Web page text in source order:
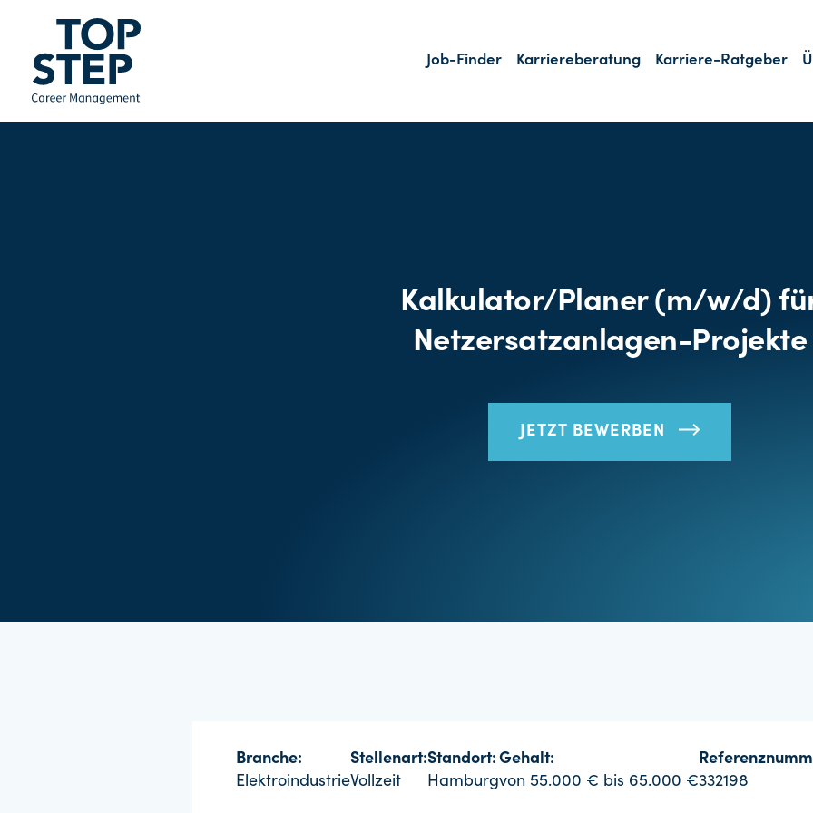
Job-Finder Karriereberatung Karriere-Ratgeber
Kalkulator/Planer (m/w/d)
Netzersatzanlagen-Projekte
JETZT BEWERBEN
Branche:
Elektroindustrie
Stellenart:
Vollzeit
Standort:
Hamburg
Gehalt:
von 55.000 € bis 65.000 €332198